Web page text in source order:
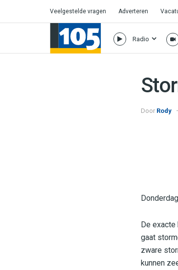
Veelgestelde vragen Adverteren
Radio
Door Rody
De
gaat
zware
kunnen